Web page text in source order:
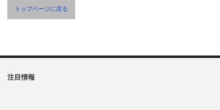
トップページに戻る
注目情報